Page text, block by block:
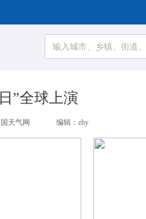
”全球上演
天气网 编辑：zhy